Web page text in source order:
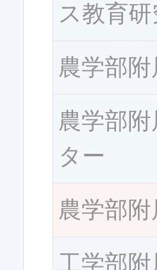
ス教育
農学部
農学部
ター
農学部
工学部